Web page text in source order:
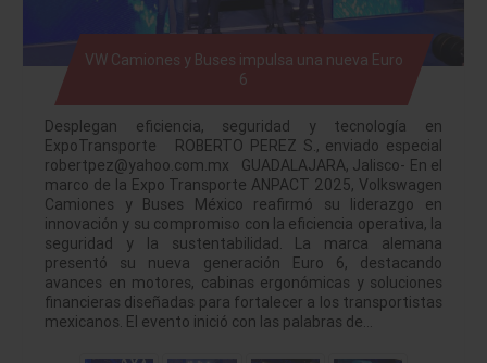
VW Camiones y Buses impulsa una nueva Euro
6
Desplegan eficiencia, seguridad y tecnología en
ExpoTransporte ROBERTO PEREZ S., enviado especial
robertpez@yahoo.com.mx GUADALAJARA, Jalisco- En el
marco de la Expo Transporte ANPACT 2025, Volkswagen
Camiones y Buses México reafirmó su liderazgo en
innovación y su compromiso con la eficiencia operativa, la
seguridad y la sustentabilidad. La marca alemana
presentó su nueva generación Euro 6, destacando
avances en motores, cabinas ergonómicas y soluciones
financieras diseñadas para fortalecer a los transportistas
mexicanos. El evento inició con las palabras de…